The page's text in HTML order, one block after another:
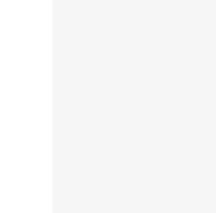
, as
– Integrado
A